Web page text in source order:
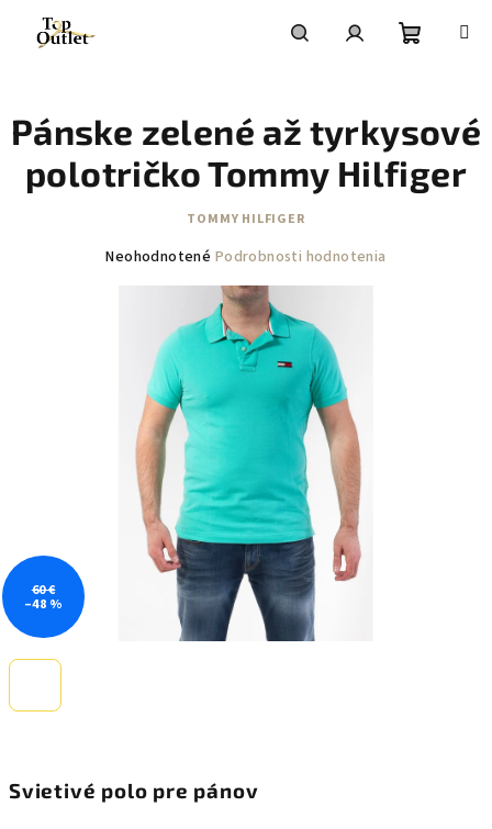
obsah
košík
Svietivé polo pre pánov
Pánske zelené až tyrkysové
polotričko Tommy Hilfiger
TOMMY HILFIGER
Priemerné
hviezdičiek.
Neohodnotené Podrobnosti hodnotenia
60 €
–48 %